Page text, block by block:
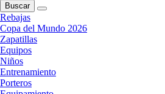
Buscar
Rebajas
Copa del Mundo 2026
Zapatillas
Equipos
Niños
Entrenamiento
Porteros